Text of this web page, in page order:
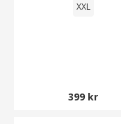
XXL
399 kr